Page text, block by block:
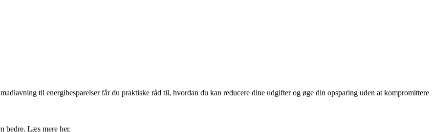
til energibesparelser får du praktiske råd til, hvordan du kan reducere dine udgifter og øge din opsparing uden at kompromittere
bedre. Læs mere her.